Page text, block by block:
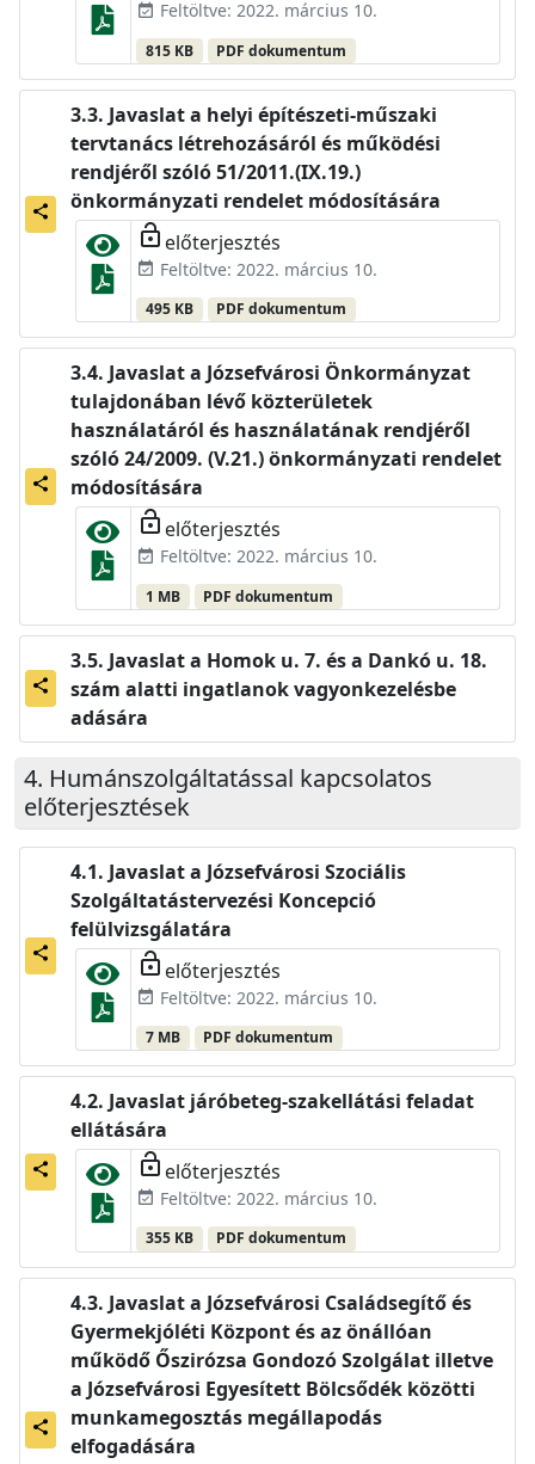
event_available Feltöltve: 2022. március 10.
815 KB PDF dokumentum
share
Javaslat a helyi építészeti-műszaki
tervtanács létrehozásáról és működési
rendjéről szóló 51/2011.(IX.19.)
önkormányzati rendelet módosítására
lock_open előterjesztés
event_available Feltöltve: 2022. március 10.
495 KB PDF dokumentum
share
Javaslat a Józsefvárosi Önkormányzat
tulajdonában lévő közterületek
használatáról és használatának rendjéről
szóló 24/2009. (V.21.) önkormányzati rendelet
módosítására
lock_open előterjesztés
event_available Feltöltve: 2022. március 10.
1 MB PDF dokumentum
share
Javaslat a Homok u. 7. és a Dankó u. 18.
szám alatti ingatlanok vagyonkezelésbe
adására
Humánszolgáltatással kapcsolatos
előterjesztések
share
Javaslat a Józsefvárosi Szociális
Szolgáltatástervezési Koncepció
felülvizsgálatára
lock_open előterjesztés
event_available Feltöltve: 2022. március 10.
7 MB PDF dokumentum
share
Javaslat járóbeteg-szakellátási feladat
ellátására
lock_open előterjesztés
event_available Feltöltve: 2022. március 10.
355 KB PDF dokumentum
share
Javaslat a Józsefvárosi Családsegítő és
Gyermekjóléti Központ és az önállóan
működő Őszirózsa Gondozó Szolgálat illetve
a Józsefvárosi Egyesített Bölcsődék közötti
munkamegosztás megállapodás
elfogadására